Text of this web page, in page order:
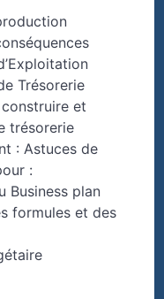
Trésorerie
et
trésorerie
: Astuces de
:
Business plan
formules et des